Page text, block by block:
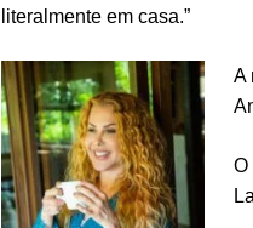
literalmente em casa.”
A
O